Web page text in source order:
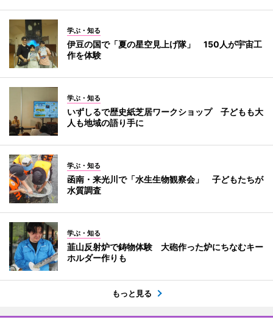
学ぶ・知る
伊豆の国で「夏の星空見上げ隊」 150人が宇宙工
作を体験
学ぶ・知る
いずしるで歴史紙芝居ワークショップ 子どもも大
人も地域の語り手に
学ぶ・知る
函南・来光川で「水生生物観察会」 子どもたちが
水質調査
学ぶ・知る
韮山反射炉で鋳物体験 大砲作った炉にちなむキー
ホルダー作りも
もっと見る